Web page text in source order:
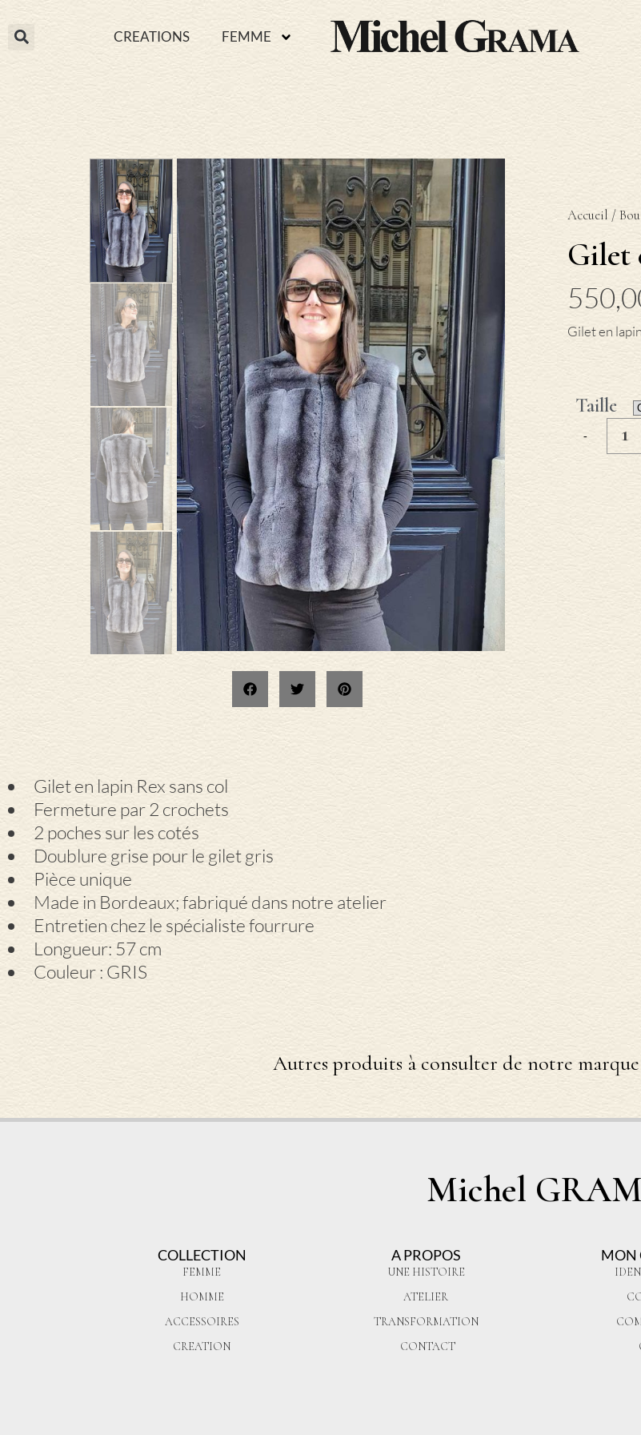
CREATIONS FEMME
Accueil /
Gilet
Gilet en
Taille
Gilet en lapin Rex sans col
Fermeture par 2 crochets
2 poches sur les cotés
Doublure grise pour le gilet gris
Pièce unique
Made in Bordeaux; fabriqué dans notre atelier
Entretien chez le spécialiste fourrure
Longueur: 57 cm
Couleur : GRIS
Autres produits à consulter de notre marque
Michel
COLLECTION
FEMME
HOMME
ACCESSOIRES
CREATION
A PROPOS
UNE HISTOIRE
ATELIER
TRANSFORMATION
CONTACT
MON